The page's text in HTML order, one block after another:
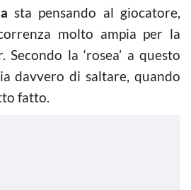
sta pensando al giocatore,
molto ampia per la
Secondo la ‘rosea’ a questo
davvero di saltare, quando
fatto.